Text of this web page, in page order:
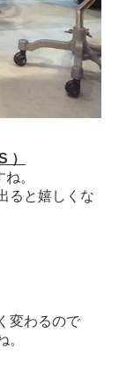
）
。
ると嬉しくな
変わるので
。